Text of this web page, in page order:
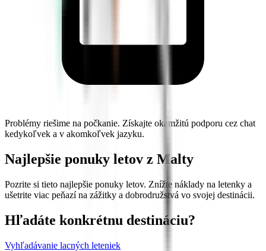
Problémy riešime na počkanie. Získajte okamžitú podporu cez chat
kedykoľvek a v akomkoľvek jazyku.
Najlepšie ponuky letov z Malty
Pozrite si tieto najlepšie ponuky letov. Znížte náklady na letenky a
ušetrite viac peňazí na zážitky a dobrodružstvá vo svojej destinácii.
Hľadáte konkrétnu destináciu?
Vyhľadávanie lacných leteniek